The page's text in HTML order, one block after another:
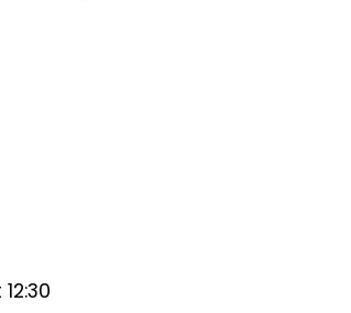
12:30